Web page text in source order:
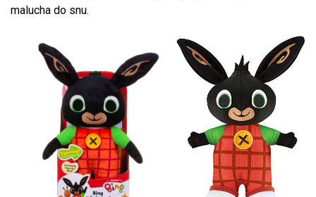
malucha do snu.